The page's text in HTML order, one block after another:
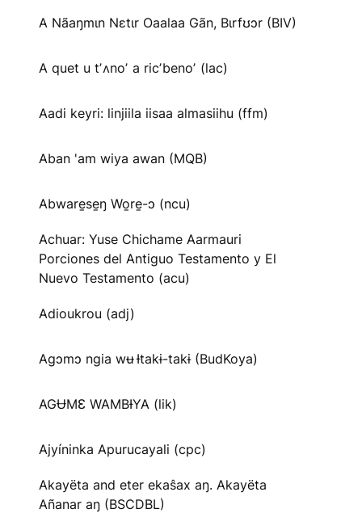
A Nãaŋmɩn Nɛtɩr Oaalaa Gãn, Bɩrfʊɔr (BIV)
A quet u tʼʌnoʼ a ricʼbenoʼ (lac)
Aadi keyri: linjiila iisaa almasiihu (ffm)
Aban 'am wiya awan (MQB)
Abware̱se̱ŋ Wo̱re̱-ɔ (ncu)
Achuar: Yuse Chichame Aarmauri
Porciones del Antiguo Testamento y El
Nuevo Testamento (acu)
Adioukrou (adj)
Agɔmɔ ngia wʉ Ɨtakɨ-takɨ (BudKoya)
AGɄMƐ WAMBƗYA (lik)
Ajyíninka Apurucayali (cpc)
Akayëta and eter ekaŝax aŋ. Akayëta
Añanar aŋ (BSCDBL)